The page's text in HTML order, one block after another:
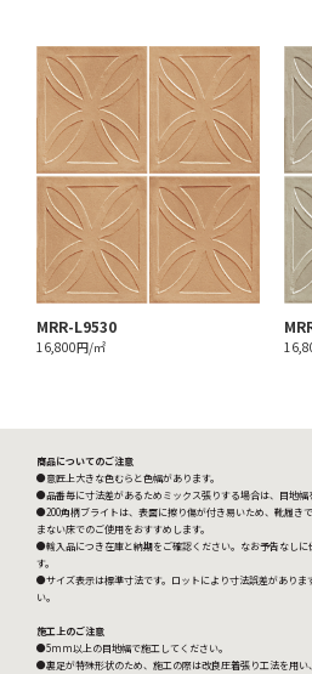
MRR-L9530
16,800円/㎡
商品についてのご注意
●意匠上大きな色むらと色幅があります。
●品番毎に寸法差があるためミックス張りする場合は、目地幅
●200角柄ブライトは、表面に擦り傷が付き易いため、靴履き
まない床でのご使用をおすすめします。
●輸入品につき在庫と納期をご確認ください。なお予告なしに
す。
●サイズ表示は標準寸法です。ロットにより寸法誤差がありま
い。
施工上のご注意
●5mm以上の目地幅で施工してください。
●裏足が特殊形状のため、施工の際は改良圧着張り工法を用